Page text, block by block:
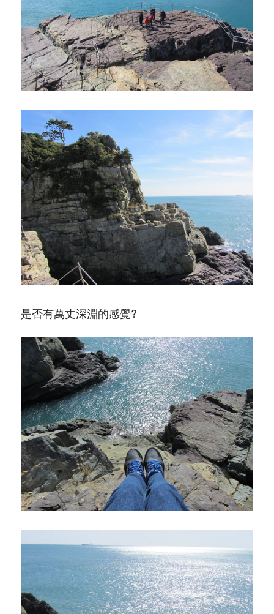
是否有萬丈深淵的感覺?